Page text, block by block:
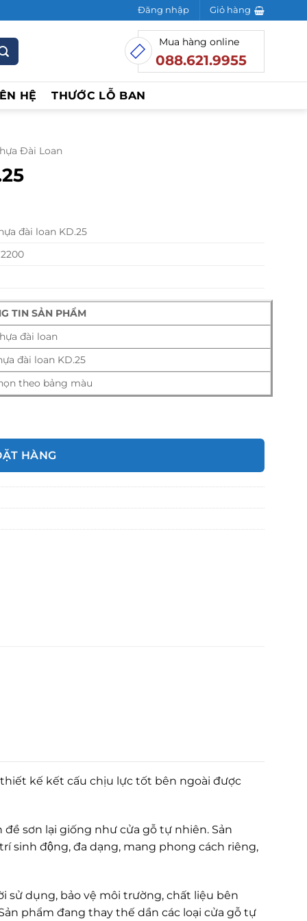
Đăng nhập Giỏ hàng
Mua hàng online
088.621.9955
HỆ THƯỚC LỖ BAN
Đài Loan
đài loan KD.25
TIN SẢN PHẨM
đài loan
đài loan KD.25
theo bảng màu
HÀNG
thiết kế kết cấu chịu lực tốt bên ngoài được
sơn lại giống như cửa gỗ tự nhiên. Sản
sinh động, đa dạng, mang phong cách riêng,
sử dụng, bảo vệ môi trường, chất liệu bên
phẩm đang thay thế dần các loại cửa gỗ tự